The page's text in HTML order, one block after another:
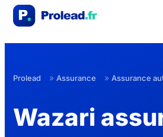
Prolead » Assurance » Assurance
Wazari